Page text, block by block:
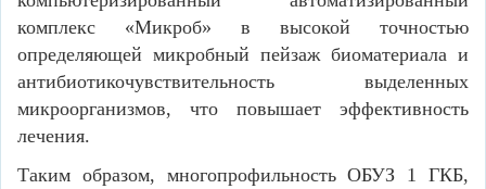
комплекс «Микроб» в высокой точностью
определяющей микробный пейзаж биоматериала и
антибиотикочувствительность выделенных
микроорганизмов, что повышает эффективность
лечения.
Таким образом, многопрофильность ОБУЗ 1 ГКБ,